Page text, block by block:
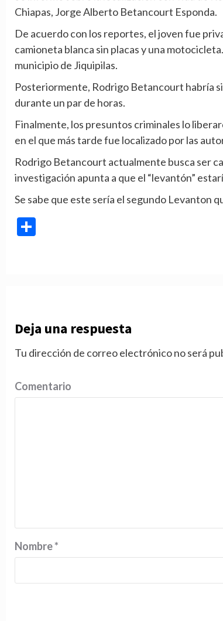
Chiapas, Jorge Alberto Betancourt Esponda.
De acuerdo con los reportes, el joven fue
camioneta blanca sin placas y una
municipio de Jiquipilas.
Posteriormente, Rodrigo Betancourt habría
durante un par de horas.
Finalmente, los presuntos criminales lo
en el que más tarde fue localizado por las
Rodrigo Betancourt actualmente busca ser
investigación apunta a que el “levantón”
Se sabe que este sería el segundo Levanton
Deja una respuesta
Tu dirección de correo electrónico no será
Comentario
Nombre*